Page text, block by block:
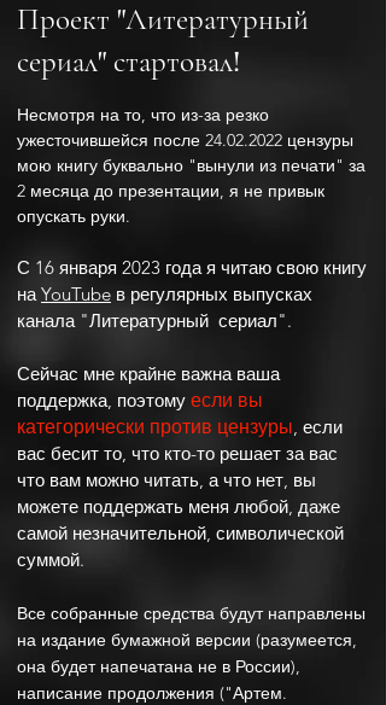
Проект "Литературный
сериал" стартовал!
Несмотря на то, что из-за резко
ужесточившейся после 24.02.2022 цензуры
мою книгу буквально "вынули из печати" за
2 месяца до презентации, я не привык
опускать руки.
С 16 января 2023 года я читаю свою книгу
наYouTube в регулярных выпусках
канала "Литературный сериал".
Сейчас мне крайне важна ваша
поддержка, поэтому если вы
категорически против цензуры, если
вас бесит то, что кто-то решает за вас
что вам можно читать, а что нет, вы
можете поддержать меня любой, даже
самой незначительной, символической
суммой.
Все собранные средства будут направлены
на издание бумажной версии (разумеется,
она будет напечатана не в России),
написание продолжения ("Артем.